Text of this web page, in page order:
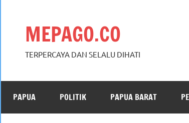
MEPAGO.CO
TERPERCAYA DAN SELALU DIHATI
PAPUA POLITIK PAPUA BARAT